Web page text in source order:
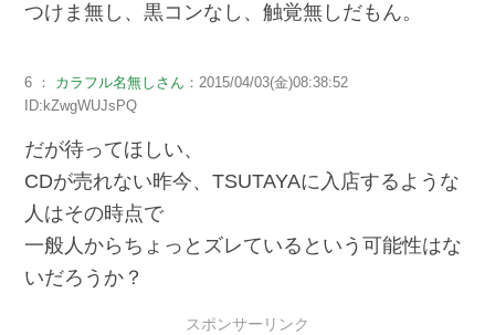
つけま無し、黒コンなし、触覚無しだもん。
6 ： カラフル名無しさん ：2015/04/03(金)08:38:52
ID:kZwgWUJsPQ
だが待ってほしい、
CDが売れない昨今、TSUTAYAに入店するような
人はその時点で
一般人からちょっとズレているという可能性はな
いだろうか？
スポンサーリンク